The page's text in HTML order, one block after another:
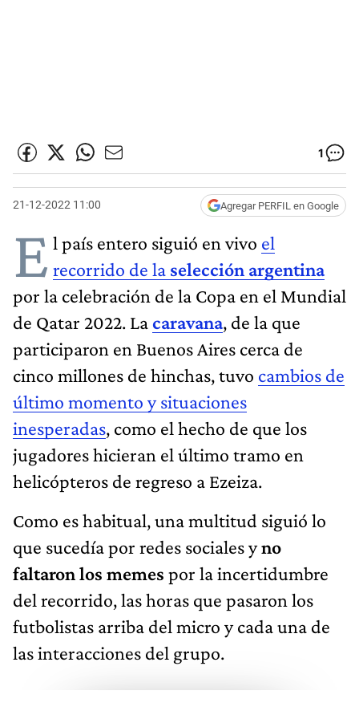
1
21-12-2022 11:00 Agregar PERFIL en Google
E l país entero siguió en vivo el
recorrido de la selección argentina
por la celebración de la Copa en el Mundial
de Qatar 2022. Lacaravana, de la que
participaron en Buenos Aires cerca de
cinco millones de hinchas, tuvo cambios de
último momento y situaciones
inesperadas, como el hecho de que los
jugadores hicieran el último tramo en
helicópteros de regreso a Ezeiza.
Como es habitual, una multitud siguió lo
que sucedía por redes sociales yno
faltaron los memes por la incertidumbre
del recorrido, las horas que pasaron los
futbolistas arriba del micro y cada una de
las interacciones del grupo.